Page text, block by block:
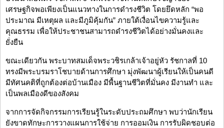
เศรษฐกิจพอเพียงเป็นแนวทางในการดำรงชีวิต โดยยึดหลัก “พอ
ประมาณ มีเหตุผล และมีภูมิคุ้มกัน” ภายใต้เงื่อนไขความรู้และ
คุณธรรม เพื่อให้ประชาชนสามารถดำรงชีวิตได้อย่างมั่นคงและ
ยั่งยืน
ขณะเดียวกัน พระบาทสมเด็จพระวชิรเกล้าเจ้าอยู่หัว รัชกาลที่ 10
ทรงมีพระบรมราโชบายด้านการศึกษา มุ่งพัฒนาผู้เรียนให้เป็นคนดี
มีทัศนคติที่ถูกต้องต่อบ้านเมือง มีพื้นฐานชีวิตที่มั่นคง มีงานทำ และ
เป็นพลเมืองดีของสังคม
จากการจัดกิจกรรมการเรียนรู้ในระดับประถมศึกษา พบว่านักเรียน
ยังขาดทักษะการวางแผนการใช้จ่าย การออมเงิน การรับผิดชอบต่อ